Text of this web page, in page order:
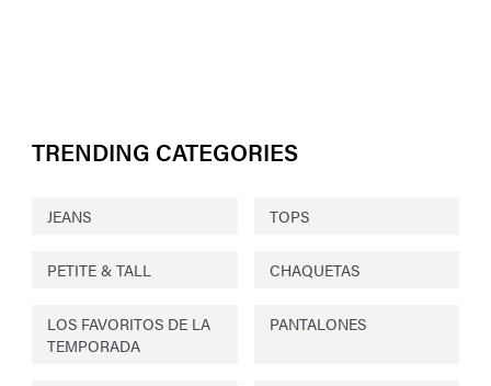
TRENDING CATEGORIES
JEANS TOPS
PETITE & TALL CHAQUETAS
LOS FAVORITOS DE LA
TEMPORADA
PANTALONES